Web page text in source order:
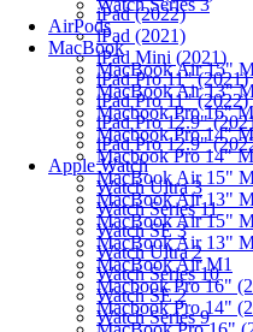
Watch Series 3
AirPods
MacBook
MacBook Air 15"
MacBook Air 13"
Macbook Pro 16"
Macbook Pro 14"
Macbook Pro 14"
MacBook Air 15"
MacBook Air 13"
MacBook Air 15"
MacBook Air 13"
MacBook Air M1
Macbook Pro 16"
Macbook Pro 14"
iPad (2022)
iPad (2021)
iPad Mini (2021)
iPad Pro 11" (2021)
iPad Pro 11" (2022)
iPad Pro 12.9"
iPad Pro 12.9"
Apple Watch
Watch Ultra 3
Watch Series 11
Watch SE 3
Watch Ultra 2
Watch Series 10
Watch SE 2
Watch Series 9